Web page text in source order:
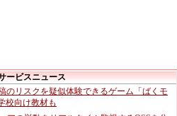
ービスニュース
のリスクを疑似体験できるゲーム「ばくモ
校向け教材も